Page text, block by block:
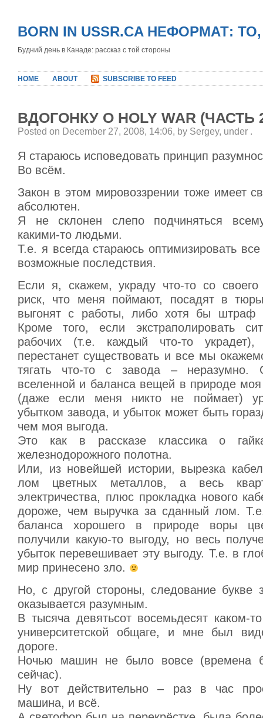
BORN IN USSR.CA НЕФОРМАТ:
Будний день в Канаде: рассказ с той стороны
HOME ABOUT SUBSCRIBE TO FEED
ВДОГОНКУ О HOLY WAR (ЧАСТЬ
Posted on December 27, 2008, 14:06, by Sergey, under .
Я стараюсь исповедовать принцип
Во всём.
Закон в этом мировоззрении тоже имеет
абсолютен.
Я не склонен слепо подчиняться
какими-то людьми.
Т.е. я всегда стараюсь оптимизировать
возможные последствия.
Если я, скажем, украду что-то со своего
риск, что меня поймают, посадят в
выгонят с работы, либо хотя бы штраф
Кроме того, если экстраполировать
рабочих (т.е. каждый что-то
перестанет существовать и все мы
тягать что-то с завода – неразумно.
вселенной и баланса вещей в природе
(даже если меня никто не поймает)
убытком завода, и убыток может быть
чем моя выгода.
Это как в рассказе классика о
железнодорожного полотна.
Или, из новейшей истории, вырезка
лом цветных металлов, а весь
электричества, плюс прокладка нового
дороже, чем выручка за сданный лом.
баланса хорошего в природе воры
получили какую-то выгоду, но весь
убыток перевешивает эту выгоду. Т.е. в
мир принесено зло.
Но, с другой стороны, следование букве
оказывается разумным.
В тысяча девятьсот восемьдесят каком-
университетской общаге, и мне был
дороге.
Ночью машин не было вовсе (времена
сейчас).
Ну вот действительно – раз в час
машина, и всё.